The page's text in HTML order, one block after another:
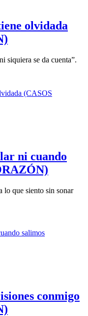
olvidada
siquiera se da cuenta”.
ni cuando
lo que siento sin sonar
conmigo